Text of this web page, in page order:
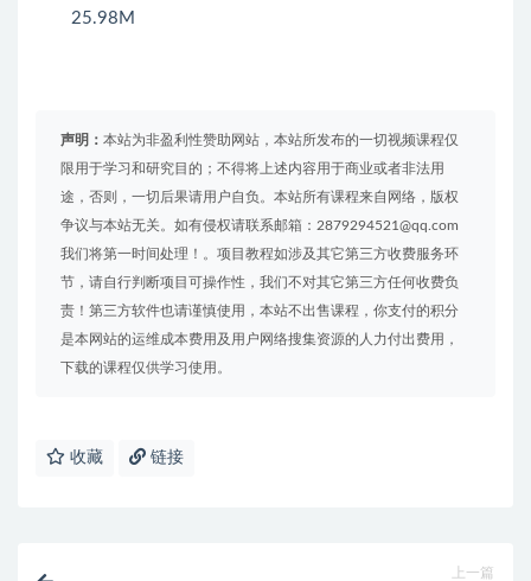
25.98M
声明： 本站为非盈利性赞助网站，本站所发布的一切视频课程仅
限用于学习和研究目的；不得将上述内容用于商业或者非法用
途，否则，一切后果请用户自负。本站所有课程来自网络，版权
争议与本站无关。如有侵权请联系邮箱：2879294521@qq.com
我们将第一时间处理！。项目教程如涉及其它第三方收费服务环
节，请自行判断项目可操作性，我们不对其它第三方任何收费负
责！第三方软件也请谨慎使用，本站不出售课程，你支付的积分
是本网站的运维成本费用及用户网络搜集资源的人力付出费用，
下载的课程仅供学习使用。
收藏 链接
上一篇